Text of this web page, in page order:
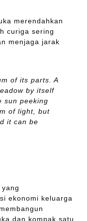
merendahkan
curiga sering
menjaga jarak
of its parts. A
by itself
sun peeking
of light, but
it can be
ekonomi keluarga
dan kompak satu